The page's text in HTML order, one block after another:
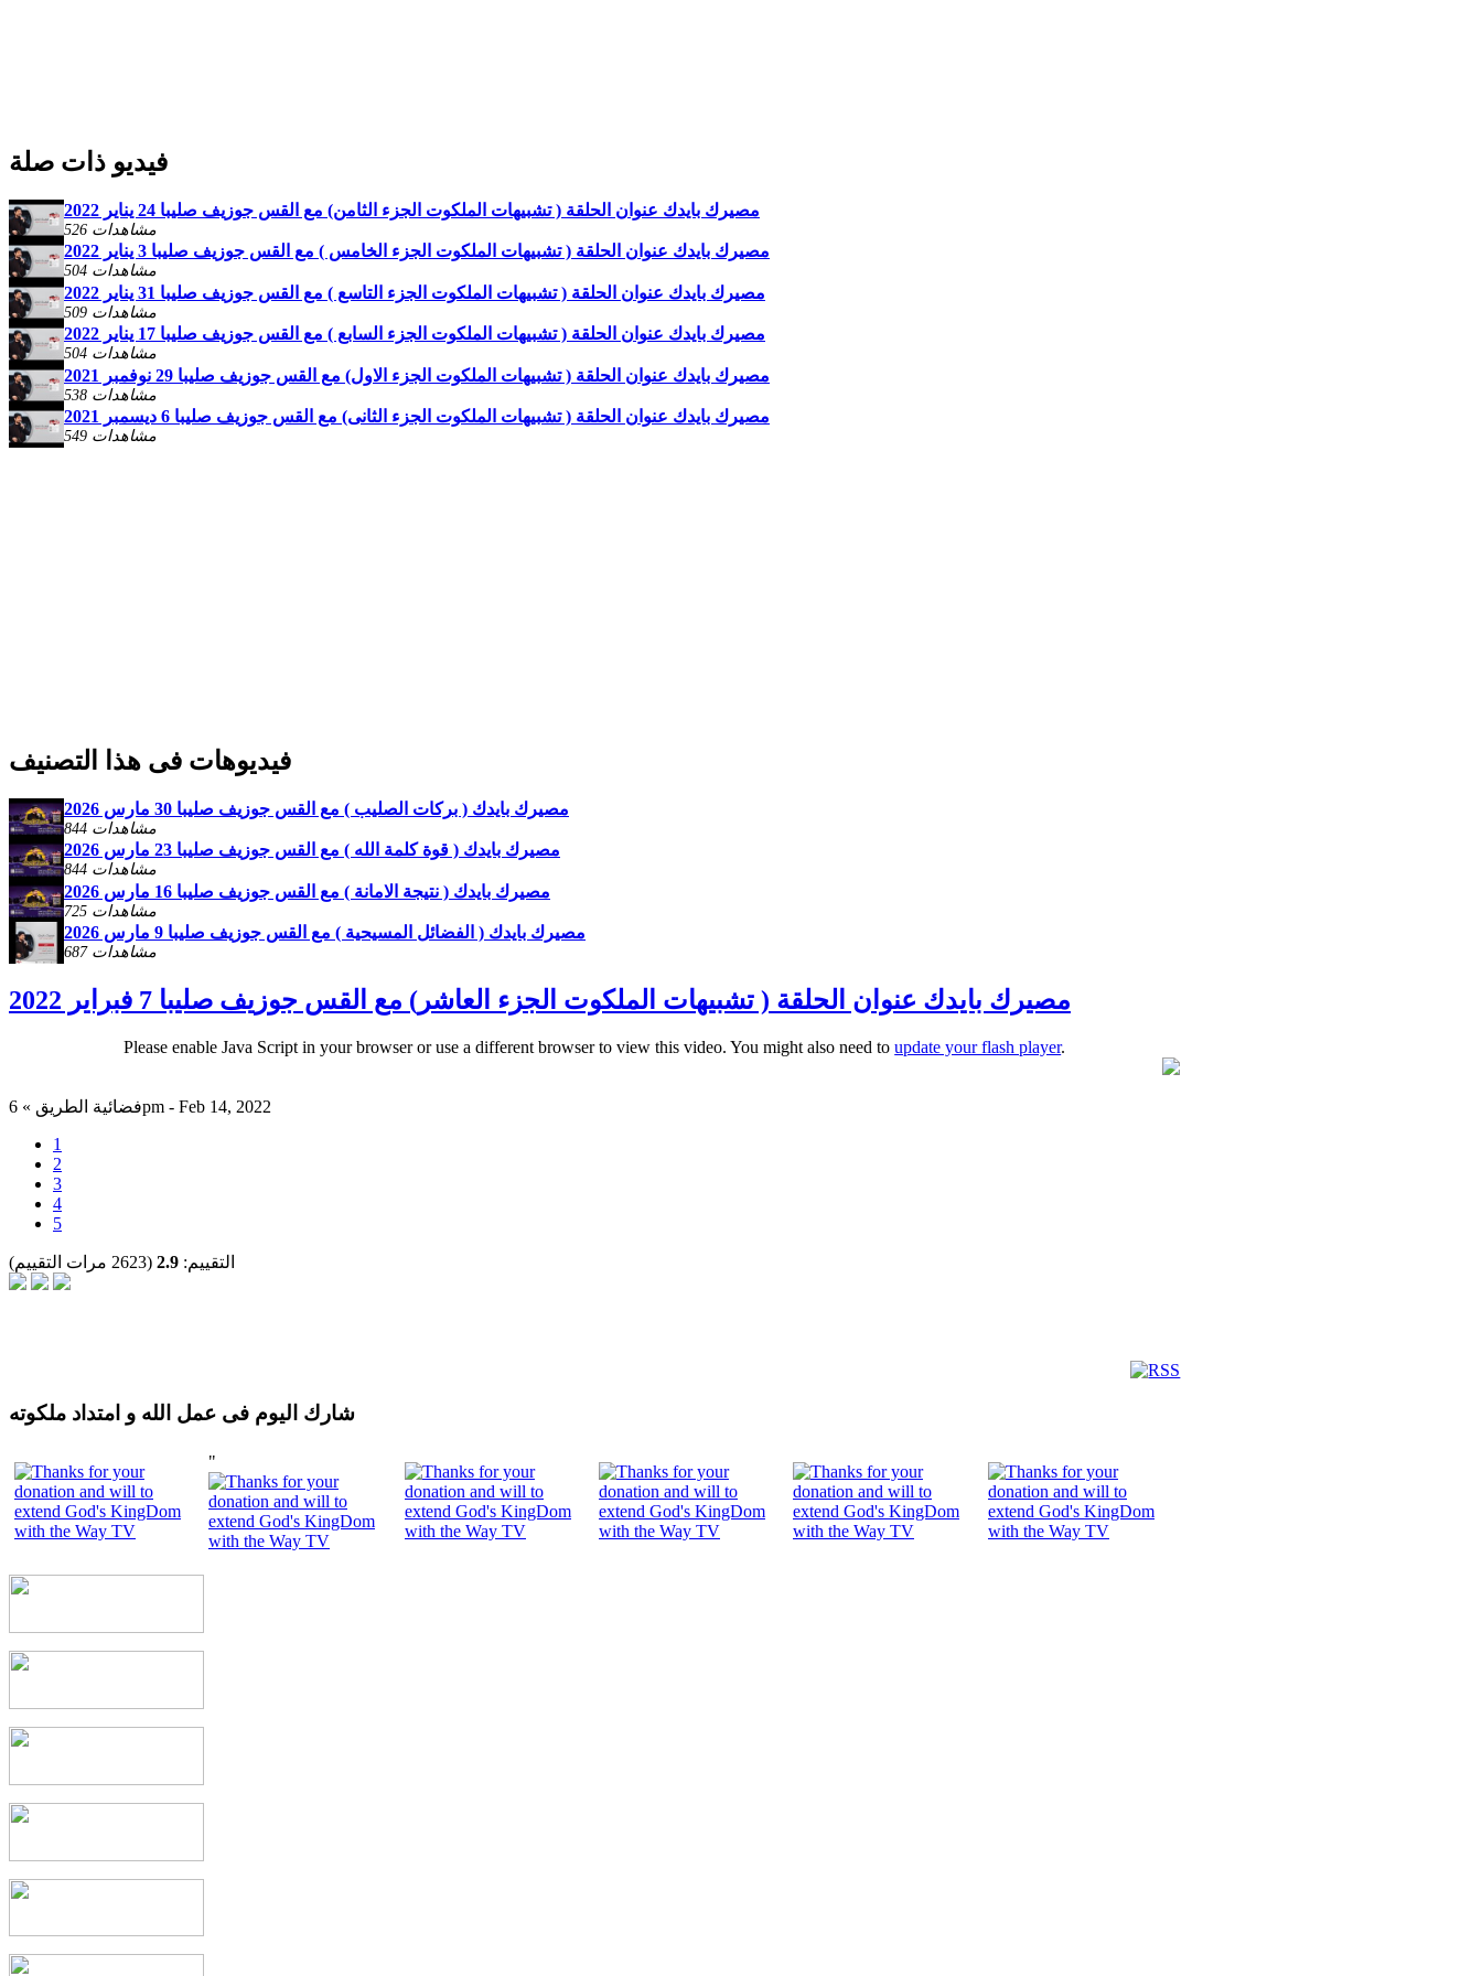
فيديو ذات صلة
مصيرك بايدك عنوان الحلقة ( تشبيهات الملكوت الجزء الثامن) مع القس جوزيف صليبا 24 يناير 2022
526 مشاهدات
مصيرك بايدك عنوان الحلقة ( تشبيهات الملكوت الجزء الخامس ) مع القس جوزيف صليبا 3 يناير 2022
504 مشاهدات
مصيرك بايدك عنوان الحلقة ( تشبيهات الملكوت الجزء التاسع ) مع القس جوزيف صليبا 31 يناير 2022
509 مشاهدات
مصيرك بايدك عنوان الحلقة ( تشبيهات الملكوت الجزء السابع ) مع القس جوزيف صليبا 17 يناير 2022
504 مشاهدات
مصيرك بايدك عنوان الحلقة ( تشبيهات الملكوت الجزء الاول) مع القس جوزيف صليبا 29 نوفمبر 2021
538 مشاهدات
مصيرك بايدك عنوان الحلقة ( تشبيهات الملكوت الجزء الثانى) مع القس جوزيف صليبا 6 ديسمبر 2021
549 مشاهدات
فيديوهات فى هذا التصنيف
مصيرك بايدك ( بركات الصليب ) مع القس جوزيف صليبا 30 مارس 2026
844 مشاهدات
مصيرك بايدك ( قوة كلمة الله ) مع القس جوزيف صليبا 23 مارس 2026
844 مشاهدات
مصيرك بايدك ( نتيجة الامانة ) مع القس جوزيف صليبا 16 مارس 2026
725 مشاهدات
مصيرك بايدك ( الفضائل المسيحية ) مع القس جوزيف صليبا 9 مارس 2026
687 مشاهدات
مصيرك بايدك عنوان الحلقة ( تشبيهات الملكوت الجزء العاشر) مع القس جوزيف صليبا 7 فبراير 2022
Please enable Java Script in your browser or use a different browser to view this video. You might also need toupdate your flash player.
فضائية الطريق » 6pm - Feb 14, 2022
1
2
3
4
5
التقييم: 2.9 (2623 مرات التقييم)
شارك اليوم فى عمل الله و امتداد ملكوته
"